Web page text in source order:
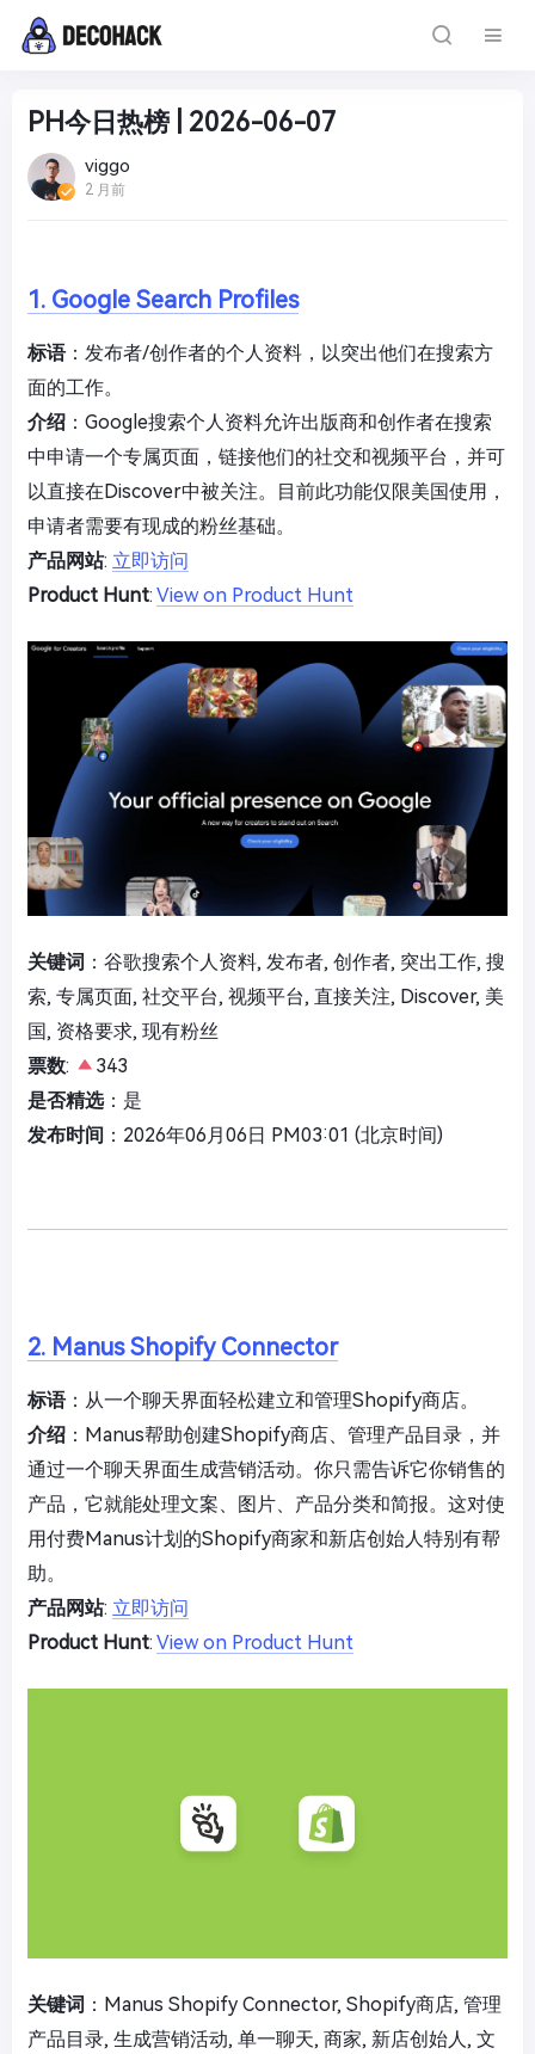
PH今日热榜 | 2026-06-07
viggo
2 月前
1. Google Search Profiles
标语：发布者/创作者的个人资料，以突出他们在搜索方
面的工作。
介绍 ：Google搜索个人资料允许出版商和创作者在搜索
中申请一个专属页面，链接他们的社交和视频平台，并可
以直接在Discover中被关注。目前此功能仅限美国使用，
申请者需要有现成的粉丝基础。
产品网站: 立即访问
Product Hunt: View on Product Hunt
关键词 ：谷歌搜索个人资料, 发布者, 创作者, 突出工作, 搜
索, 专属页面, 社交平台, 视频平台, 直接关注, Discover, 美
国, 资格要求, 现有粉丝
票数:
343
是否精选：是
发布时间 ：2026年06月06日 PM03:01 (北京时间)
2. Manus Shopify Connector
标语：从一个聊天界面轻松建立和管理Shopify商店。
介绍 ：Manus帮助创建Shopify商店、管理产品目录，并
通过一个聊天界面生成营销活动。你只需告诉它你销售的
产品，它就能处理文案、图片、产品分类和简报。这对使
用付费Manus计划的Shopify商家和新店创始人特别有帮
助。
产品网站: 立即访问
Product Hunt: View on Product Hunt
关键词 ：Manus Shopify Connector, Shopify商店, 管理
产品目录, 生成营销活动, 单一聊天, 商家, 新店创始人, 文